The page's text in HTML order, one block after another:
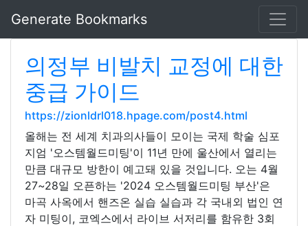
Generate Bookmarks
의정부 비발치 교정에 대한
중급 가이드
https://zionldrl018.hpage.com/post4.html
올해는 전 세계 치과의사들이 모이는 국제 학술 심포
지엄 '오스템월드미팅'이 11년 만에 울산에서 열리는
만큼 대규모 방한이 예고돼 있을 것입니다. 오는 4월
27~28일 오픈하는 '2024 오스템월드미팅 부산'은
마곡 사옥에서 핸즈온 실습 실습과 각 국내외 법인 연
자 미팅이, 코엑스에서 라이브 서저리를 함유한 3회